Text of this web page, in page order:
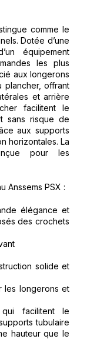
comme le
Dotée d’une
équipement
les plus
aux longerons
plancher, offrant
et arrière
facilitent le
sans risque de
aux supports
horizontales. La
pour les
Anssems PSX :
élégance et
des crochets
solide et
les longerons et
qui facilitent le
tubulaire
hauteur que le